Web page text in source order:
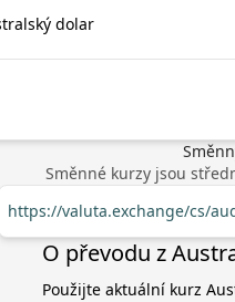
dolar
Směnné kurzy jsou
https://valuta.exchange/cs/
O převodu z
Použijte aktuální kurz